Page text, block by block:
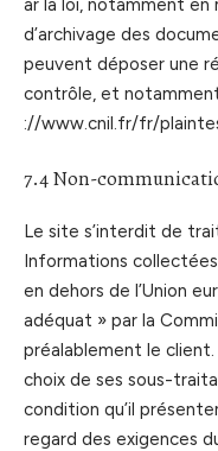
ar la loi, notamment
d’archivage des
peuvent déposer une
contrôle, et
://www.cnil.fr/fr/
7.4 Non-
Le site s’interdit de
Informations
en dehors de l’Union
adéquat » par la
préalablement le
choix de ses sous-
condition qu’il
regard des exigences